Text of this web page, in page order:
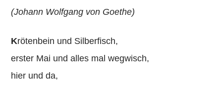
(Johann Wolfgang von Goethe)
Krötenbein und Silberfisch,
erster Mai und alles mal wegwisch,
hier und da,